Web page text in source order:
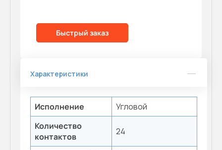
Быстрый заказ
Характеристики
Исполнение
Угловой
Количество
контактов
24